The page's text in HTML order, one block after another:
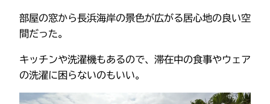
部屋の窓から長浜海岸の景色が広がる居心地の良い空
間だった。
キッチンや洗濯機もあるので、滞在中の食事やウェア
の洗濯に困らないのもいい。